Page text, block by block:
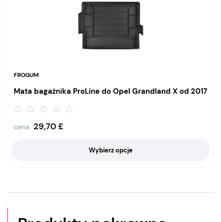
FROGUM
Mata bagażnika ProLine do Opel Grandland X od 2017
cena: 29,70£
Wybierz opcje